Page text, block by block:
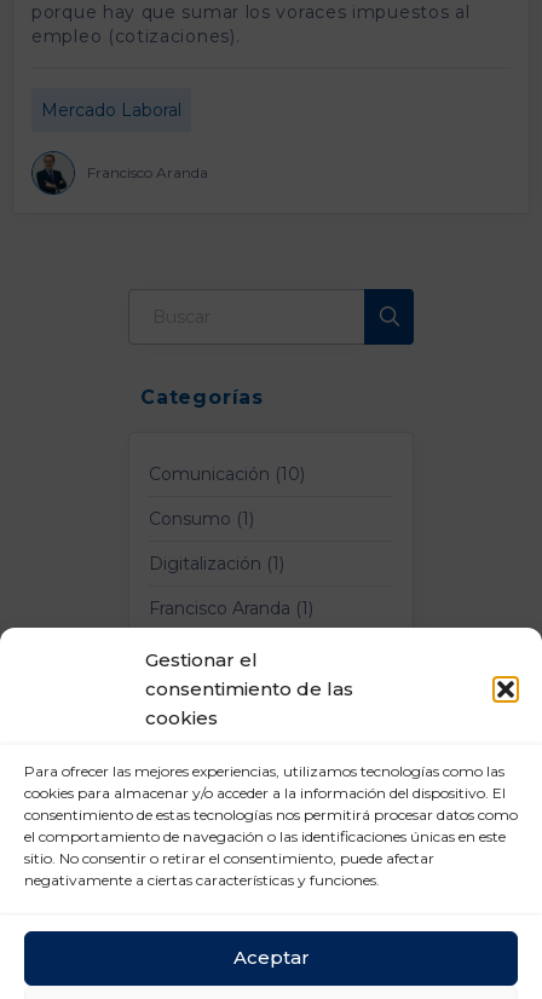
Gestionar el
consentimiento de las
cookies
Para ofrecer las mejores experiencias, utilizamos tecnologías como las
cookies para almacenar y/o acceder a la información del dispositivo. El
consentimiento de estas tecnologías nos permitirá procesar datos como
el comportamiento de navegación o las identificaciones únicas en este
sitio. No consentir o retirar el consentimiento, puede afectar
negativamente a ciertas características y funciones.
Aceptar
porque hay que sumar los voraces impuestos al
empleo (cotizaciones).
Mercado Laboral
Francisco Aranda
Categorías
Comunicación (10)
Consumo (1)
Digitalización (1)
Francisco Aranda (1)
Logística y Transporte (4)
Mercado Laboral (6)
Prevención Riesgos
Laborales (12)
Relaciones laborales (11)